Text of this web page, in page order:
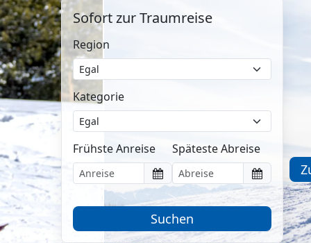
Sofort zur Traumreise
Region
Kategorie
Frühste Anreise Späteste Abreise
Suchen